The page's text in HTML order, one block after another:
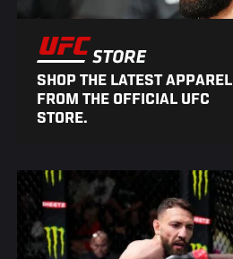
SHOP THE LATEST APPAREL
FROM THE OFFICIAL UFC
STORE.